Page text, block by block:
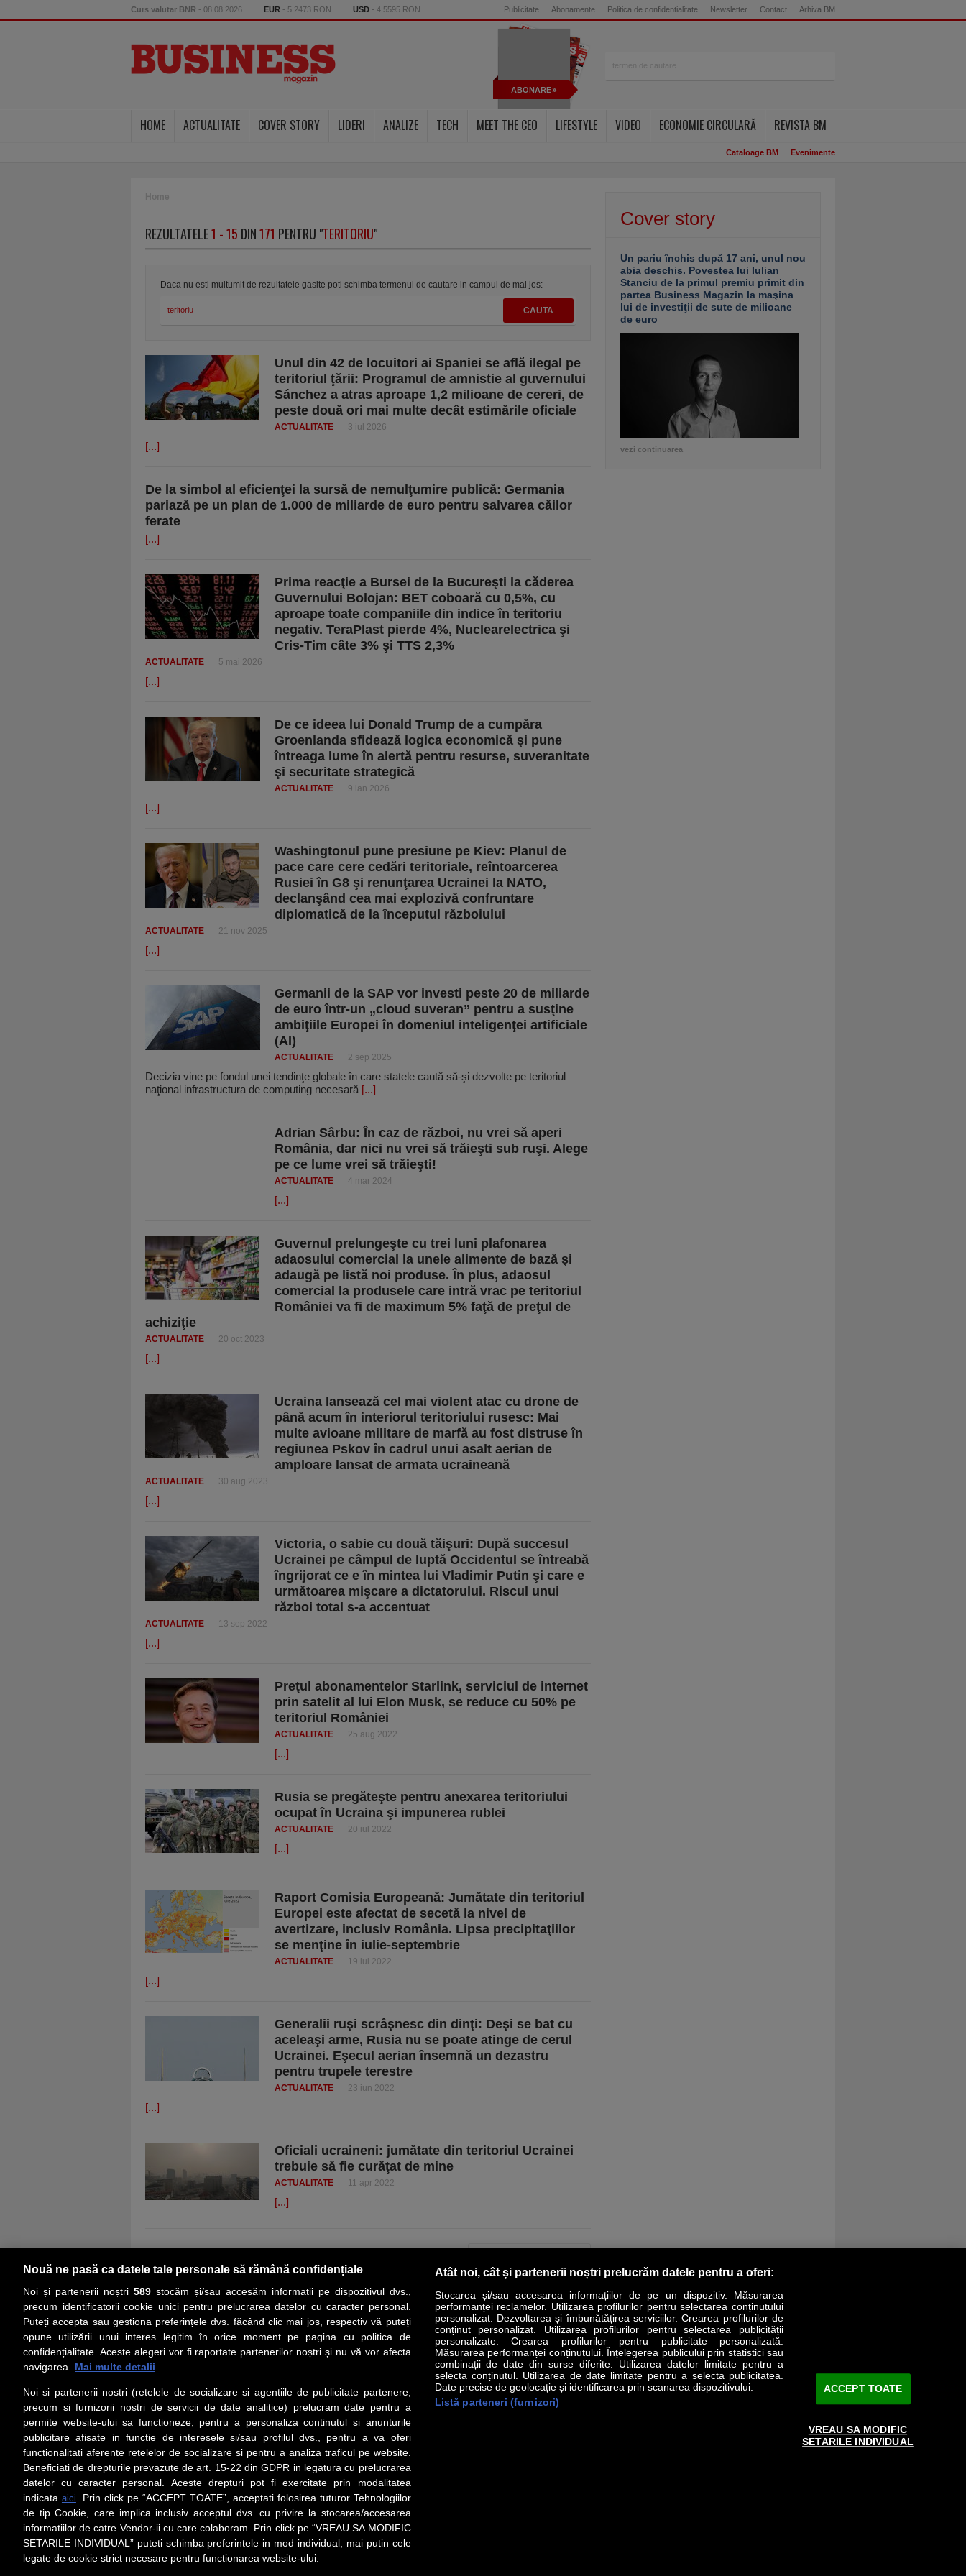
Curs valutar BNR - 08.08.2026 EUR - 5.2473 RON USD - 4.5595 RON Publicitate Abonamente Politica de confidentialitate Newsletter Contact Arhiva BM
ABONARE
HOME ACTUALITATE COVER STORY LIDERI ANALIZE TECH MEET THE CEO LIFESTYLE VIDEO ECONOMIE CIRCULARĂ REVISTA BM
Cataloage BM Evenimente
Home
REZULTATELE1 - 15 DIN171 PENTRU "TERITORIU"
Daca nu esti multumit de rezultatele gasite poti schimba termenul de cautare in campul de mai jos:
Unul din 42 de locuitori ai Spaniei se află ilegal pe
teritoriul ţării: Programul de amnistie al guvernului
Sánchez a atras aproape 1,2 milioane de cereri, de
peste două ori mai multe decât estimările oficiale
ACTUALITATE 3 iul 2026
[...]
De la simbol al eficienţei la sursă de nemulţumire publică: Germania
pariază pe un plan de 1.000 de miliarde de euro pentru salvarea căilor
ferate
[...]
Prima reacţie a Bursei de la Bucureşti la căderea
Guvernului Bolojan: BET coboară cu 0,5%, cu
aproape toate companiile din indice în teritoriu
negativ. TeraPlast pierde 4%, Nuclearelectrica şi
Cris-Tim câte 3% şi TTS 2,3%
ACTUALITATE 5 mai 2026
[...]
De ce ideea lui Donald Trump de a cumpăra
Groenlanda sfidează logica economică şi pune
întreaga lume în alertă pentru resurse, suveranitate
şi securitate strategică
ACTUALITATE 9 ian 2026
[...]
Washingtonul pune presiune pe Kiev: Planul de
pace care cere cedări teritoriale, reîntoarcerea
Rusiei în G8 şi renunţarea Ucrainei la NATO,
declanşând cea mai explozivă confruntare
diplomatică de la începutul războiului
ACTUALITATE 21 nov 2025
[...]
Germanii de la SAP vor investi peste 20 de miliarde
de euro într-un „cloud suveran” pentru a susţine
ambiţiile Europei în domeniul inteligenţei artificiale
(AI)
ACTUALITATE 2 sep 2025
Decizia vine pe fondul unei tendinţe globale în care statele caută să-şi dezvolte pe teritoriul
naţional infrastructura de computing necesară [...]
Adrian Sârbu: În caz de război, nu vrei să aperi
România, dar nici nu vrei să trăieşti sub ruşi. Alege
pe ce lume vrei să trăieşti!
ACTUALITATE 4 mar 2024
[...]
Guvernul prelungeşte cu trei luni plafonarea
adaosului comercial la unele alimente de bază şi
adaugă pe listă noi produse. În plus, adaosul
comercial la produsele care intră vrac pe teritoriul
României va fi de maximum 5% faţă de preţul de
achiziţie
ACTUALITATE 20 oct 2023
[...]
Ucraina lansează cel mai violent atac cu drone de
până acum în interiorul teritoriului rusesc: Mai
multe avioane militare de marfă au fost distruse în
regiunea Pskov în cadrul unui asalt aerian de
amploare lansat de armata ucraineană
ACTUALITATE 30 aug 2023
[...]
Victoria, o sabie cu două tăişuri: După succesul
Ucrainei pe câmpul de luptă Occidentul se întreabă
îngrijorat ce e în mintea lui Vladimir Putin şi care e
următoarea mişcare a dictatorului. Riscul unui
război total s-a accentuat
ACTUALITATE 13 sep 2022
[...]
Preţul abonamentelor Starlink, serviciul de internet
prin satelit al lui Elon Musk, se reduce cu 50% pe
teritoriul României
ACTUALITATE 25 aug 2022
[...]
Rusia se pregăteşte pentru anexarea teritoriului
ocupat în Ucraina şi impunerea rublei
ACTUALITATE 20 iul 2022
[...]
Raport Comisia Europeană: Jumătate din teritoriul
Europei este afectat de secetă la nivel de
avertizare, inclusiv România. Lipsa precipitaţiilor
se menţine în iulie-septembrie
ACTUALITATE 19 iul 2022
[...]
Generalii ruşi scrâşnesc din dinţi: Deşi se bat cu
aceleaşi arme, Rusia nu se poate atinge de cerul
Ucrainei. Eşecul aerian însemnă un dezastru
pentru trupele terestre
ACTUALITATE 23 iun 2022
[...]
Oficiali ucraineni: jumătate din teritoriul Ucrainei
trebuie să fie curăţat de mine
ACTUALITATE 11 apr 2022
[...]
Cover story
Un pariu închis după 17 ani, unul nou
abia deschis. Povestea lui Iulian
Stanciu de la primul premiu primit din
partea Business Magazin la maşina
lui de investiţii de sute de milioane
de euro
vezi continuarea
PRIMA PAGINĂ COVER STORY LIDERI ANALIZE HI-TECH MEET THE CEO LIFESTYLE SPECIAL OPINII
Social
Urmareste-ne pe Facebook
iarul Financiar
Despre Noi
Contact Redactie
Contact Marketing
Contact Vanzari
Abonamente print
Redactorii BM
Politica de confidentialitate
Termeni si conditii
About cookies
Servicii Revista Business Magazin
Setări cookies
Preluarea fără cost a materialelor de presă (text, foto si/sau video), purtătoare de drepturi de proprietate intelectuală, este aprobată de către www.bmag.ro doar în limita a 250 de semne. Spaţiile şi URL-
ul/hyperlink-ul nu sunt luate în considerare în numerotarea semnelor. Preluarea de informaţii poate fi făcută numai în acord cu termenii agreaţi şi menţionaţi in
Nouă ne pasă ca datele tale personale să rămână confidențiale
Noi și partenerii noștri 589stocăm și/sau accesăm informații pe dispozitivul dvs.,
precum identificatorii cookie unici pentru prelucrarea datelor cu caracter personal.
Puteți accepta sau gestiona preferințele dvs. făcând clic mai jos, respectiv vă puteți
opune utilizării unui interes legitim în orice moment pe pagina cu politica de
confidențialitate. Aceste alegeri vor fi raportate partenerilor noștri și nu vă vor afecta
navigarea.
Mai multe detalii
Noi si partenerii nostri (retelele de socializare si agentiile de publicitate partenere,
precum si furnizorii nostri de servicii de date analitice) prelucram date pentru a
permite website-ului sa functioneze, pentru a personaliza continutul si anunturile
publicitare afisate in functie de interesele si/sau profilul dvs., pentru a va oferi
functionalitati aferente retelelor de socializare si pentru a analiza traficul pe website.
Beneficiati de drepturile prevazute de art. 15-22 din GDPR in legatura cu prelucrarea
datelor cu caracter personal. Aceste drepturi pot fi exercitate prin modalitatea
indicata aici. Prin click pe “ACCEPT TOATE”, acceptati folosirea tuturor Tehnologiilor
de tip Cookie, care implica inclusiv acceptul dvs. cu privire la stocarea/accesarea
informatiilor de catre Vendor-ii cu care colaboram. Prin click pe “VREAU SA MODIFIC
SETARILE INDIVIDUAL” puteti schimba preferintele in mod individual, mai putin cele
legate de cookie strict necesare pentru functionarea website-ului.
Atât noi, cât și partenerii noștri prelucrăm datele pentru a oferi:
Stocarea și/sau accesarea informațiilor de pe un dispozitiv. Măsurarea
performanței reclamelor. Utilizarea profilurilor pentru selectarea conținutului
personalizat. Dezvoltarea și îmbunătățirea serviciilor. Crearea profilurilor de
conținut personalizat. Utilizarea profilurilor pentru selectarea publicității
personalizate. Crearea profilurilor pentru publicitate personalizată.
Măsurarea performanței conținutului. Înțelegerea publicului prin statistici sau
combinații de date din surse diferite. Utilizarea datelor limitate pentru a
selecta conținutul. Utilizarea de date limitate pentru a selecta publicitatea.
Date precise de geolocație și identificarea prin scanarea dispozitivului.
Listă parteneri (furnizori)
ACCEPT TOATE
VREAU SA MODIFIC
SETARILE INDIVIDUAL